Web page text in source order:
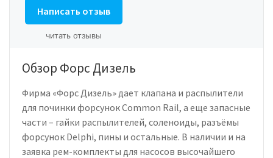
Написать отзыв
читать отзывы
Обзор Форс Дизель
Фирма «Форс Дизель» дает клапана и распылители
для починки форсунок Common Rail, а еще запасные
части – гайки распылителей, соленоиды, разъёмы
форсунок Delphi, пины и остальные. В наличии и на
заявка рем-комплекты для насосов высочайшего